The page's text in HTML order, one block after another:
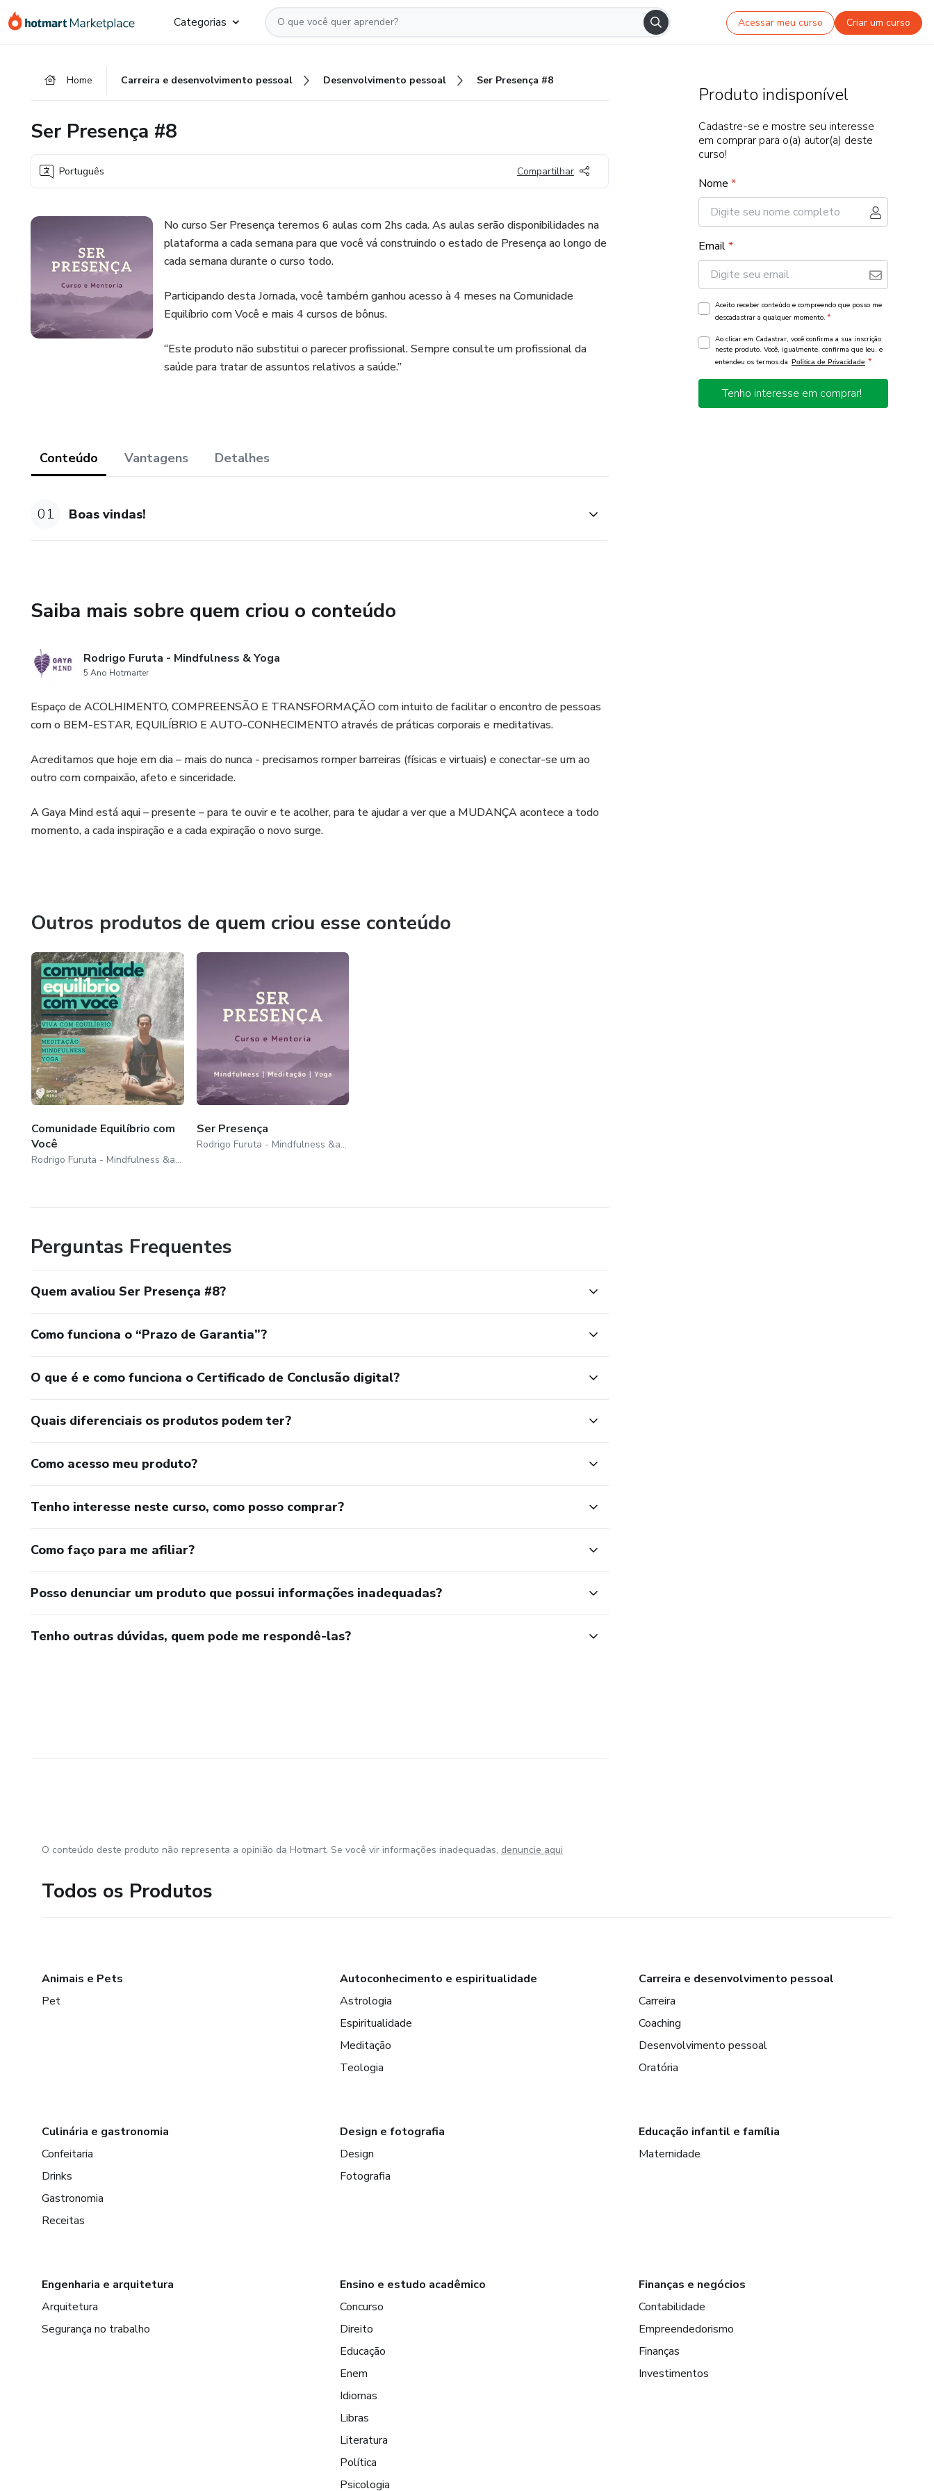
para
para
para
Categorias Acessar meu curso Criar um curso
Home Carreira e desenvolvimento pessoal Desenvolvimento pessoal Ser Presença #8
Ser Presença #8
Português Compartilhar
No curso Ser Presença teremos 6 aulas com 2hs cada. As aulas serão disponibilidades na
plataforma a cada semana para que você vá construindo o estado de Presença ao longo de
cada semana durante o curso todo.
Participando desta Jornada, você também ganhou acesso à 4 meses na Comunidade
Equilíbrio com Você e mais 4 cursos de bônus.
“Este produto não substitui o parecer profissional. Sempre consulte um profissional da
saúde para tratar de assuntos relativos a saúde.”
Conteúdo Vantagens Detalhes
01 Boas vindas!
Saiba mais sobre quem criou o conteúdo
Rodrigo Furuta - Mindfulness & Yoga
5 Ano Hotmarter
Espaço de ACOLHIMENTO, COMPREENSÃO E TRANSFORMAÇÃO com intuito de facilitar o encontro de pessoas
com o BEM-ESTAR, EQUILÍBRIO E AUTO-CONHECIMENTO através de práticas corporais e meditativas.
Acreditamos que hoje em dia – mais do nunca - precisamos romper barreiras (físicas e virtuais) e conectar-se um ao
outro com compaixão, afeto e sinceridade.
A Gaya Mind está aqui – presente – para te ouvir e te acolher, para te ajudar a ver que a MUDANÇA acontece a todo
momento, a cada inspiração e a cada expiração o novo surge.
Outros produtos de quem criou esse conteúdo
Comunidade Equilíbrio com
Você
Rodrigo Furuta - Mindfulness &amp; Yoga
Ser Presença
Rodrigo Furuta - Mindfulness &amp; Yoga
Perguntas Frequentes
Quem avaliou Ser Presença #8?
Como funciona o “Prazo de Garantia”?
O que é e como funciona o Certificado de Conclusão digital?
Quais diferenciais os produtos podem ter?
Como acesso meu produto?
Tenho interesse neste curso, como posso comprar?
Como faço para me afiliar?
Posso denunciar um produto que possui informações inadequadas?
Tenho outras dúvidas, quem pode me respondê-las?
Produto indisponível
Cadastre-se e mostre seu interesse
em comprar para o(a) autor(a) deste
curso!
Nome *
Email*
Aceito receber conteúdo e compreendo que posso me
descadastrar a qualquer momento. *
Ao clicar em Cadastrar, você confirma a sua inscrição
neste produto. Você, igualmente, confirma que leu, e
entendeu os termos da Política de Privacidade *
Tenho interesse em comprar!
O conteúdo deste produto não representa a opinião da Hotmart. Se você vir informações inadequadas, denuncie aqui
Todos os Produtos
Animais e Pets
Pet
Autoconhecimento e espiritualidade
Astrologia
Espiritualidade
Meditação
Teologia
Carreira e desenvolvimento pessoal
Carreira
Coaching
Desenvolvimento pessoal
Oratória
Culinária e gastronomia
Confeitaria
Drinks
Gastronomia
Receitas
Design e fotografia
Design
Fotografia
Educação infantil e família
Maternidade
Engenharia e arquitetura
Arquitetura
Segurança no trabalho
Ensino e estudo acadêmico
Concurso
Direito
Educação
Enem
Idiomas
Libras
Literatura
Política
Psicologia
Finanças e negócios
Contabilidade
Empreendedorismo
Finanças
Investimentos